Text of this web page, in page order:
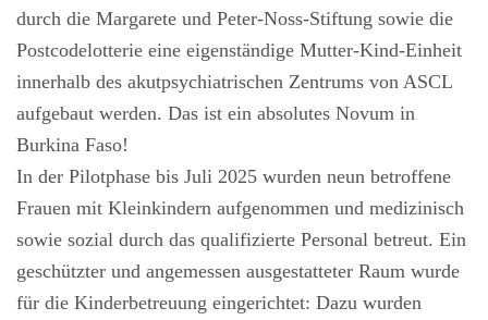
durch die Margarete und Peter-Noss-Stiftung sowie die
Postcodelotterie eine eigenständige Mutter-Kind-Einheit
innerhalb des akutpsychiatrischen Zentrums von ASCL
aufgebaut werden. Das ist ein absolutes Novum in
Burkina Faso!
In der Pilotphase bis Juli 2025 wurden neun betroffene
Frauen mit Kleinkindern aufgenommen und medizinisch
sowie sozial durch das qualifizierte Personal betreut. Ein
geschützter und angemessen ausgestatteter Raum wurde
für die Kinderbetreuung eingerichtet: Dazu wurden